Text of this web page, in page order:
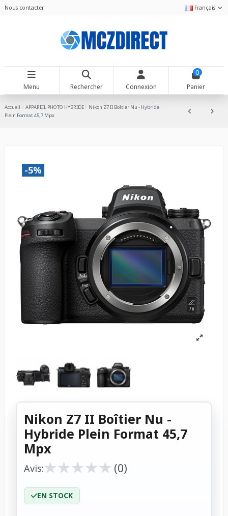
Nous contacter Français
Menu Rechercher Connexion
0
Panier
Accueil APPAREIL PHOTO HYBRIDE
Nikon Z7 II Boîtier Nu - Hybride
Plein Format 45,7 Mpx
-5%
Nikon Z7 II Boîtier Nu -
Hybride Plein Format 45,7
Mpx
Avis:★
★★
★★
★★
★★
★ (0)
EN STOCK